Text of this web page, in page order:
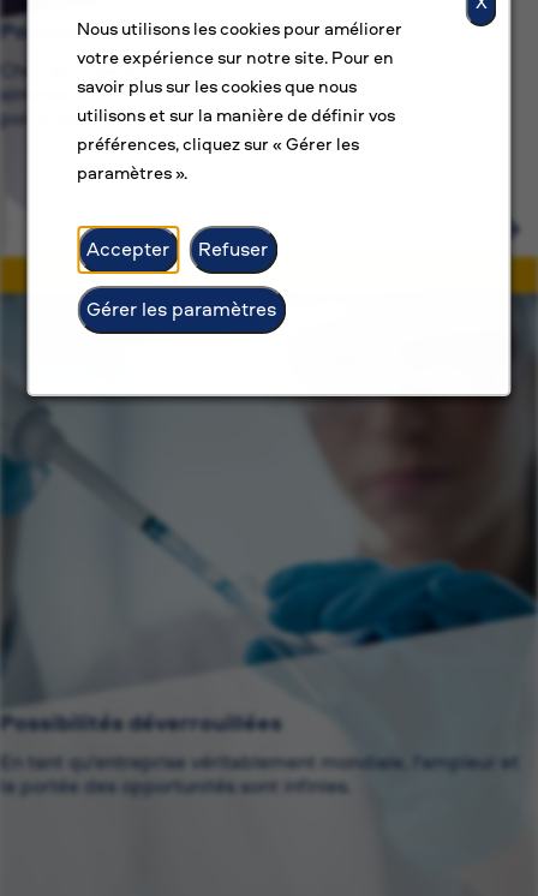
Nous utilisons les cookies pour améliorer
votre expérience sur notre site. Pour en
savoir plus sur les cookies que nous
utilisons et sur la manière de définir vos
préférences, cliquez sur « Gérer les
paramètres ».
Accepter Refuser
Gérer les paramètres
Pourquoi BAT ?
Chez BAT, nous nous engageons pour bien plus que de
simples emplois — nous sommes dédiés à des carrières
porteuses de sens.
Possibilités déverrouillées
En tant qu'entreprise véritablement mondiale, l'ampleur et
la portée des opportunités sont infinies.